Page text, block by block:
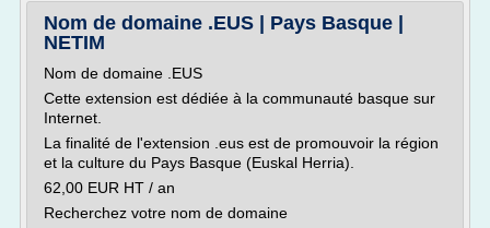
Nom de domaine .EUS | Pays Basque |
NETIM
Nom de domaine .EUS
Cette extension est dédiée à la communauté basque sur
Internet.
La finalité de l'extension .eus est de promouvoir la région
et la culture du Pays Basque (Euskal Herria).
62,00 EUR HT / an
Recherchez votre nom de domaine